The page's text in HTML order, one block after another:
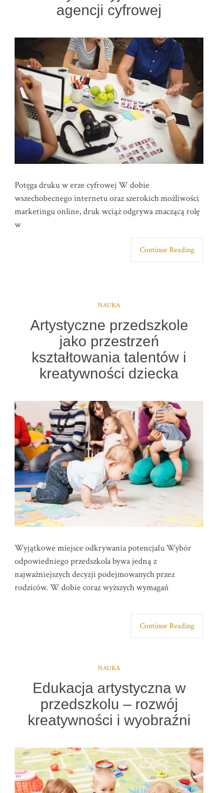
agencji cyfrowej
Potęga druku w erze cyfrowej W dobie
wszechobecnego internetu oraz szerokich możliwości
marketingu online, druk wciąż odgrywa znaczącą rolę
w
Continue Reading
NAUKA
Artystyczne przedszkole
jako przestrzeń
kształtowania talentów i
kreatywności dziecka
Wyjątkowe miejsce odkrywania potencjału Wybór
odpowiedniego przedszkola bywa jedną z
najważniejszych decyzji podejmowanych przez
rodziców. W dobie coraz wyższych wymagań
Continue Reading
NAUKA
Edukacja artystyczna w
przedszkolu – rozwój
kreatywności i wyobraźni